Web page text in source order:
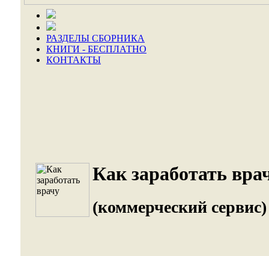
РАЗДЕЛЫ СБОРНИКА
КНИГИ - БЕСПЛАТНО
КОНТАКТЫ
Как заработать
(коммерческий сервис)